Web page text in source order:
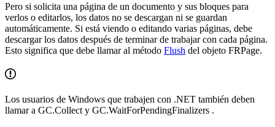
Pero si solicita una página de un documento y sus bloques para
verlos o editarlos, los datos no se descargan ni se guardan
automáticamente. Si está viendo o editando varias páginas, debe
descargar los datos después de terminar de trabajar con cada página.
Esto significa que debe llamar al método Flush del objeto FRPage.
Los usuarios de Windows que trabajen con .NET también deben
llamar a GC.Collect y GC.WaitForPendingFinalizers .